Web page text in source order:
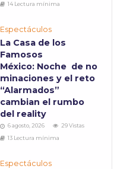
14 Lectura mínima
Espectáculos
La Casa de los
Famosos
México: Noche de no
minaciones y el reto
“Alarmados”
cambian el rumbo
del reality
6 agosto, 2026
29 Vistas
13 Lectura mínima
Espectáculos